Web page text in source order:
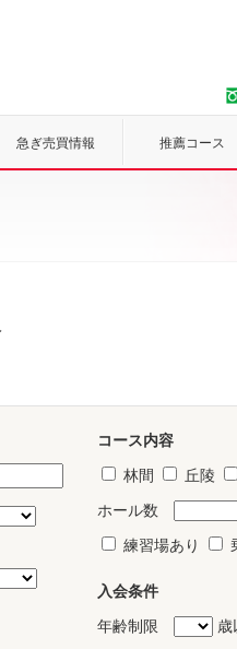
急ぎ売買情報 推薦コース
コース内容
林間
丘陵
ホール数
練習場あり
入会条件
年齢制限
歳